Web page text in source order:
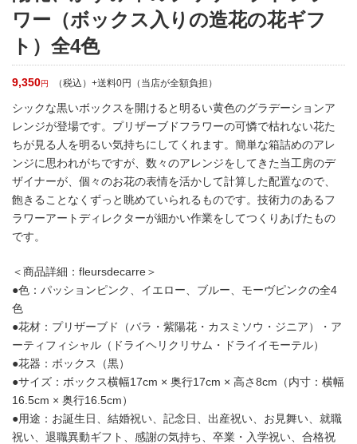
ワー（ボックス入りの造花の花ギフ
ト）全4色
9,350円 （税込）+送料0円（当店が全額負担）
シックな黒いボックスを開けると明るい黄色のグラデーションア
レンジが登場です。プリザーブドフラワーの可憐で枯れない花た
ちが見る人を明るい気持ちにしてくれます。簡単な箱詰めのアレ
ンジに思われがちですが、数々のアレンジをしてきた当工房のデ
ザイナーが、個々のお花の表情を活かして計算した配置なので、
飽きることなくずっと眺めていられるものです。技術力のあるフ
ラワーアートディレクターが細かい作業をしてつくりあげたもの
です。
＜商品詳細：fleursdecarre＞
●色：パッションピンク、イエロー、ブルー、モーヴピンクの全4
色
●花材：プリザーブド（バラ・紫陽花・カスミソウ・ジニア）・ア
ーティフィシャル（ドライヘリクリサム・ドライイモーテル）
●花器：ボックス（黒）
●サイズ：ボックス横幅17cm × 奥行17cm × 高さ8cm（内寸：横幅
16.5cm × 奥行16.5cm）
●用途：お誕生日、結婚祝い、記念日、出産祝い、お見舞い、就職
祝い、退職異動ギフト、感謝の気持ち、卒業・入学祝い、合格祝